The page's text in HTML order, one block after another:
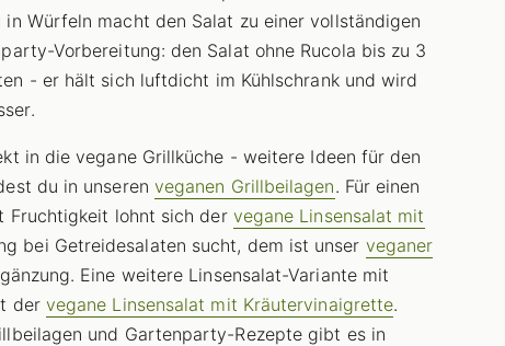
Würfeln macht den Salat zu einer vollständigen
Vorbereitung: den Salat ohne Rucola bis zu 3
- er hält sich luftdicht im Kühlschrank und wird
in die vegane Grillküche - weitere Ideen für den
du in unseren veganen Grillbeilagen. Für einen
Fruchtigkeit lohnt sich der vegane Linsensalat mit
bei Getreidesalaten sucht, dem ist unser veganer
Eine weitere Linsensalat-Variante mit
der vegane Linsensalat mit Kräutervinaigrette.
und Gartenparty-Rezepte gibt es in